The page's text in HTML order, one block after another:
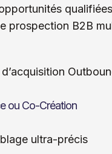
prospection B2B
ou Co-Création
ultra-précis